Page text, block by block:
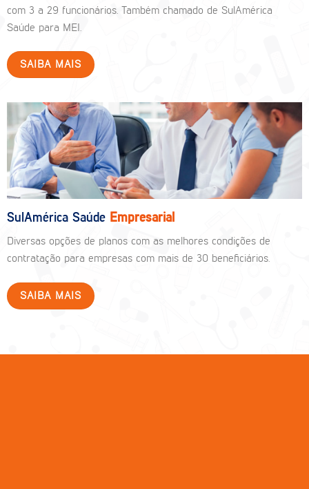
com 3 a 29 funcionários. Também chamado de SulAmérica
Saúde para MEI.
SAIBA MAIS
SulAmérica Saúde Empresarial
Diversas opções de planos com as melhores condições de
contratação para empresas com mais de 30 beneficiários.
SAIBA MAIS